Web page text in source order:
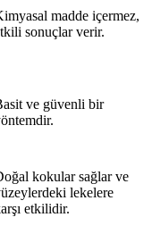
madde içermez,
sonuçlar verir.
ve güvenli bir
kokular sağlar ve
lekelere
etkilidir.